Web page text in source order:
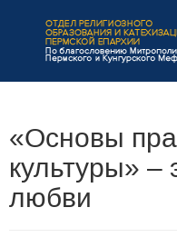
«Основы
культуры» –
любви